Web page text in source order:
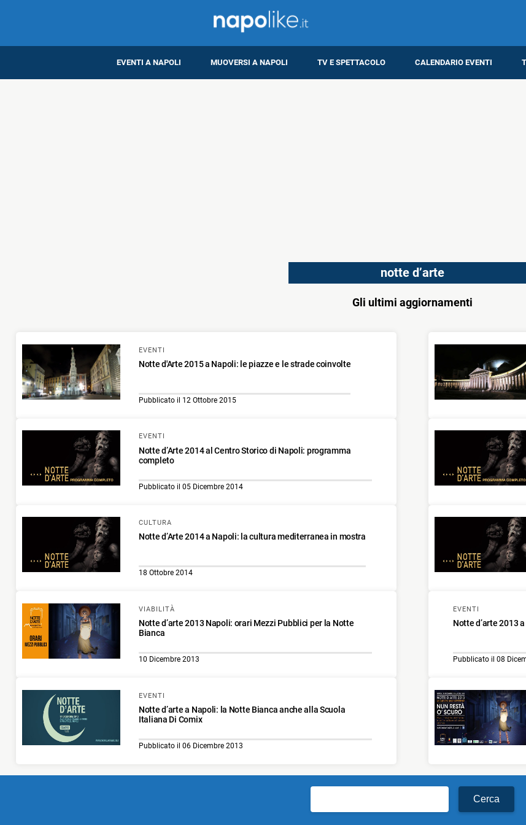
EVENTI A NAPOLI MUOVERSI A NAPOLI TV E SPETTACOLO CALENDARIO EVENTI
notte d’arte
Gli ultimi aggiornamenti
EVENTI
Notte d'Arte 2015 a Napoli: le piazze e le strade coinvolte
Pubblicato il 12 Ottobre 2015
EVENTI
Notte d’Arte 2014 al Centro Storico di Napoli: programma
completo
Pubblicato il 05 Dicembre 2014
CULTURA
Notte d’Arte 2014 a Napoli: la cultura mediterranea in mostra
18 Ottobre 2014
VIABILITÀ
Notte d’arte 2013 Napoli: orari Mezzi Pubblici per la Notte
Bianca
10 Dicembre 2013
EVENTI
Notte d’arte 2013
Pubblicato il 08
EVENTI
Notte d’arte a Napoli: la Notte Bianca anche alla Scuola
Italiana Di Comix
Pubblicato il 06 Dicembre 2013
per: